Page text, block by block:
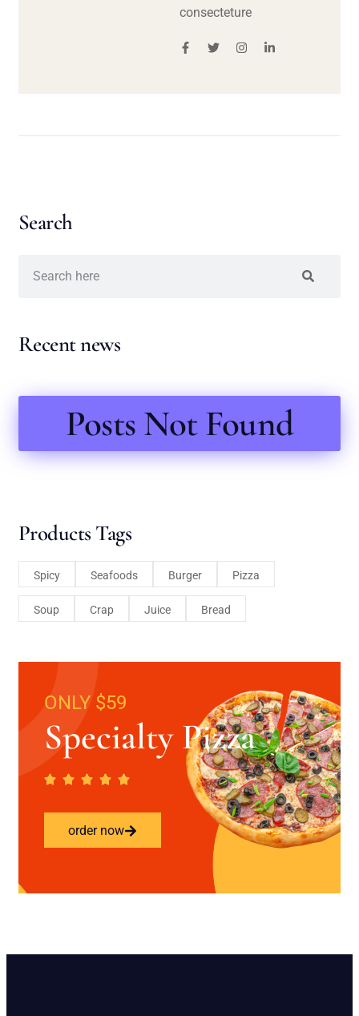
consecteture
Search
Recent news
Posts Not Found
Products Tags
Spicy Seafoods Burger Pizza
Soup Crap Juice Bread
ONLY $59
Specialty Pizza
order now